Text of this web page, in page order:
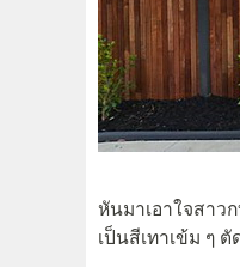
หันมาเอาใจสาว
เป็นสีเทาเข้ม ๆ